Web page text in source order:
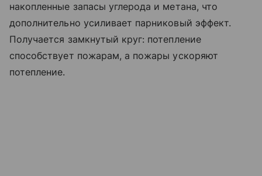
накопленные запасы углерода и метана, что
дополнительно усиливает парниковый эффект.
Получается замкнутый круг: потепление
способствует пожарам, а пожары ускоряют
потепление.